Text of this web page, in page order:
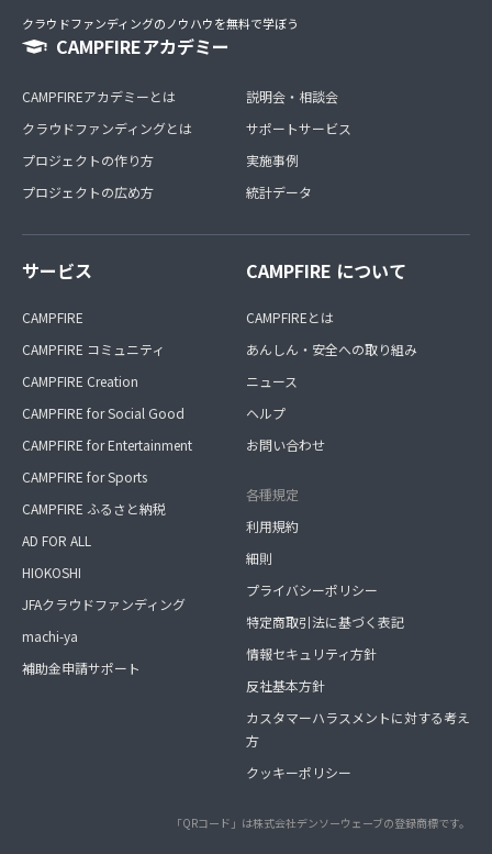
クラウドファンディングのノウハウを無料で学ぼう
CAMPFIREアカデミー
CAMPFIREアカデミーとは
クラウドファンディングとは
プロジェクトの作り方
プロジェクトの広め方
説明会・相談会
サポートサービス
実施事例
統計データ
サービス
CAMPFIRE
CAMPFIRE コミュニティ
CAMPFIRE Creation
CAMPFIRE for Social Good
CAMPFIRE for Entertainment
CAMPFIRE for Sports
CAMPFIRE ふるさと納税
AD FOR ALL
HIOKOSHI
JFAクラウドファンディング
machi-ya
補助金申請サポート
CAMPFIRE について
CAMPFIREとは
あんしん・安全への取り組み
ニュース
ヘルプ
お問い合わせ
各種規定
利用規約
細則
プライバシーポリシー
特定商取引法に基づく表記
情報セキュリティ方針
反社基本方針
カスタマーハラスメントに対する考え
方
クッキーポリシー
「QRコード」は株式会社デンソーウェーブの登録商標です。